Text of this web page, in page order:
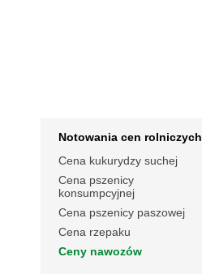
Notowania cen rolniczych
Cena kukurydzy suchej
Cena pszenicy
konsumpcyjnej
Cena pszenicy paszowej
Cena rzepaku
Ceny nawozów